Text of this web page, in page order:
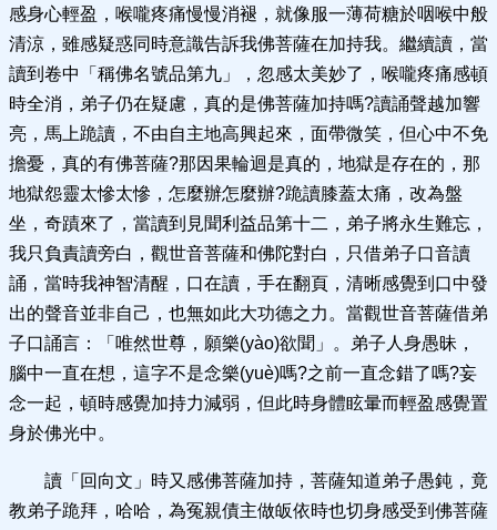
感身心輕盈，喉嚨疼痛慢慢消褪，就像服一薄荷糖於咽喉中般
清涼，雖感疑惑同時意識告訴我佛菩薩在加持我。繼續讀，當
讀到卷中「稱佛名號品第九」，忽感太美妙了，喉嚨疼痛感頓
時全消，弟子仍在疑慮，真的是佛菩薩加持嗎?讀誦聲越加響
亮，馬上跪讀，不由自主地高興起來，面帶微笑，但心中不免
擔憂，真的有佛菩薩?那因果輪迴是真的，地獄是存在的，那
地獄怨靈太慘太慘，怎麼辦怎麼辦?跪讀膝蓋太痛，改為盤
坐，奇蹟來了，當讀到見聞利益品第十二，弟子將永生難忘，
我只負責讀旁白，觀世音菩薩和佛陀對白，只借弟子口音讀
誦，當時我神智清醒，口在讀，手在翻頁，清晰感覺到口中發
出的聲音並非自己，也無如此大功德之力。當觀世音菩薩借弟
子口誦言：「唯然世尊，願樂(yào)欲聞」。弟子人身愚昧，
腦中一直在想，這字不是念樂(yuè)嗎?之前一直念錯了嗎?妄
念一起，頓時感覺加持力減弱，但此時身體眩暈而輕盈感覺置
身於佛光中。
讀「回向文」時又感佛菩薩加持，菩薩知道弟子愚鈍，竟
教弟子跪拜，哈哈，為冤親債主做皈依時也切身感受到佛菩薩